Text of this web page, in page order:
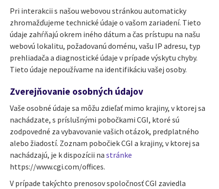
Pri interakcii s našou webovou stránkou automaticky
zhromažďujeme technické údaje o vašom zariadení. Tieto
údaje zahŕňajú okrem iného dátum a čas prístupu na našu
webovú lokalitu, požadovanú doménu, vašu IP adresu, typ
prehliadača a diagnostické údaje v prípade výskytu chyby.
Tieto údaje nepoužívame na identifikáciu vašej osoby.
Zverejňovanie osobných údajov
Vaše osobné údaje sa môžu zdieľať mimo krajiny, v ktorej sa
nachádzate, s príslušnými pobočkami CGI, ktoré sú
zodpovedné za vybavovanie vašich otázok, predplatného
alebo žiadostí. Zoznam pobočiek CGI a krajiny, v ktorej sa
nachádzajú, je k dispozícii na stránke
https://www.cgi.com/offices.
V prípade takýchto prenosov spoločnosť CGI zaviedla